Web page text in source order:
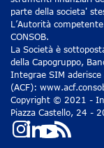
parte della societa'
L’Autorità
CONSOB.
La Società è
della Capogruppo,
Integrae SIM aderisce
(ACF):
Copyright © 2021 -
Piazza Castello, 24 -